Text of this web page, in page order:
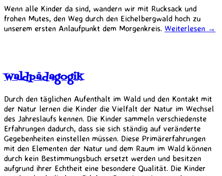
Wenn alle Kinder da sind, wandern wir mit Rucksack und
frohen Mutes, den Weg durch den Eichelbergwald hoch zu
unserem ersten Anlaufpunkt dem Morgenkreis. Weiterlesen →
Waldpädagogik
Durch den täglichen Aufenthalt im Wald und den Kontakt mit
der Natur lernen die Kinder die Vielfalt der Natur im Wechsel
des Jahreslaufs kennen. Die Kinder sammeln verschiedenste
Erfahrungen dadurch, dass sie sich ständig auf veränderte
Gegebenheiten einstellen müssen. Diese Primärerfahrungen
mit den Elementen der Natur und dem Raum im Wald können
durch kein Bestimmungsbuch ersetzt werden und besitzen
aufgrund ihrer Echtheit eine besondere Qualität. Die Kinder